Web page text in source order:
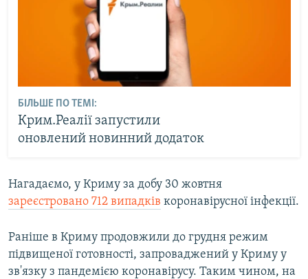
БІЛЬШЕ ПО ТЕМІ:
Крим.Реалії запустили
оновлений новинний додаток
Нагадаємо, у Криму за добу 30 жовтня
зареєстровано 712 випадків коронавірусної інфекції.
Раніше в Криму продовжили до грудня режим
підвищеної готовності, запроваджений у Криму у
зв'язку з пандемією коронавірусу. Таким чином, на